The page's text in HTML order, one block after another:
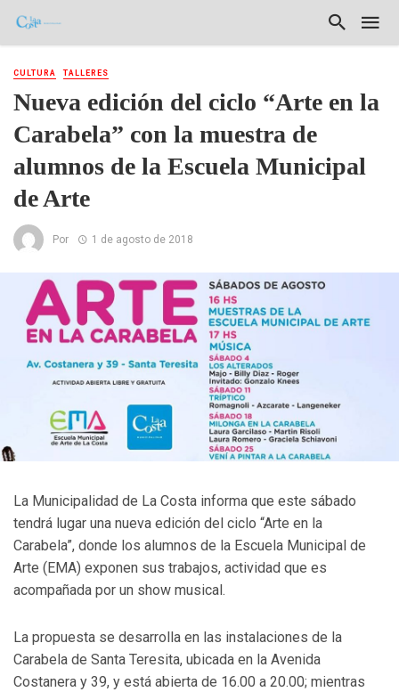
CULTURA TALLERES
Nueva edición del ciclo “Arte en la
Carabela” con la muestra de
alumnos de la Escuela Municipal
de Arte
Por 1 de agosto de 2018
La Municipalidad de La Costa informa que este sábado
tendrá lugar una nueva edición del ciclo “Arte en la
Carabela”, donde los alumnos de la Escuela Municipal de
Arte (EMA) exponen sus trabajos, actividad que es
acompañada por un show musical.
La propuesta se desarrolla en las instalaciones de la
Carabela de Santa Teresita, ubicada en la Avenida
Costanera y 39, y está abierta de 16.00 a 20.00; mientras